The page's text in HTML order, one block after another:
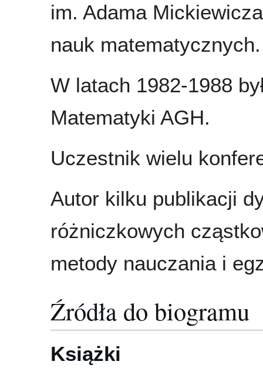
im. Adama
nauk matematycznych.
W latach 1982-1988
Matematyki AGH.
Uczestnik wielu
Autor kilku publikacji
różniczkowych
metody nauczania i
Źródła do biogramu
Książki